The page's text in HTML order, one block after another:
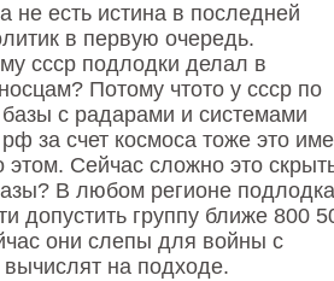
не есть истина в последней
в первую очередь.
ссср подлодки делал в
Потому чтото у ссср по
с радарами и системами
за счет космоса тоже это
Сейчас сложно это
В любом регионе подлодка
допустить группу ближе 800
они слепы для войны с
на подходе.